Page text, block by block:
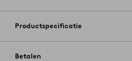
Productspecificatie
Betalen